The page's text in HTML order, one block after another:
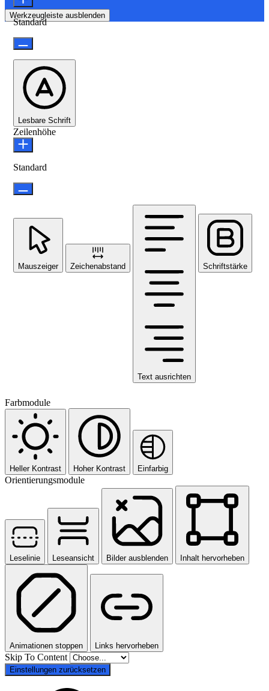
Werkzeugleiste ausblenden
Standard
Lesbare Schrift
Zeilenhöhe
Standard
Mauszeiger Zeichenabstand
Text ausrichten
Schriftstärke
Farbmodule
Heller Kontrast Hoher Kontrast Einfarbig
Orientierungsmodule
Leselinie Leseansicht Bilder ausblenden Inhalt hervorheben
Animationen stoppen Links hervorheben
Skip To Content
Einstellungen zurücksetzen